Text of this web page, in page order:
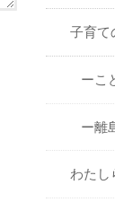
子育て
ーこ
ー離
わたし